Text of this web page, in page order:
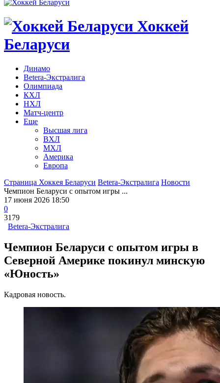
Хоккей
Беларуси
Динамо
Betera-Экстралига
Олимпиада
КХЛ
НХЛ
Матч-центр
Еще
Высшая лига
ВХЛ
МХЛ
Америка
Европа
Страница Хоккея Беларуси Betera-Экстралига Новости
Чемпион Беларуси с опытом игры ...
17 июня 2026 18:50
0
3179
Betera-Экстралига
Чемпион Беларуси с опытом игры в
Северной Америке покинул минскую
«Юность»
Кадровая новость.